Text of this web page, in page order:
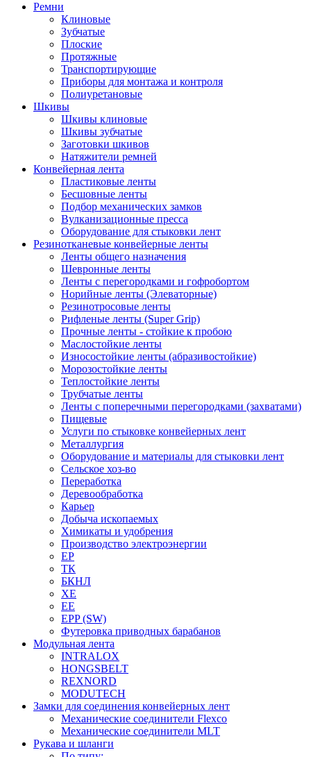
Ремни
Клиновые
Зубчатые
Плоские
Протяжные
Транспортирующие
Приборы для монтажа и контроля
Полиуретановые
Шкивы
Шкивы клиновые
Шкивы зубчатые
Заготовки шкивов
Натяжители ремней
Конвейерная лента
Пластиковые ленты
Бесшовные ленты
Подбор механических замков
Вулканизационные пресса
Оборудование для стыковки лент
Резинотканевые конвейерные ленты
Ленты общего назначения
Шевронные ленты
Ленты с перегородками и гофробортом
Норийные ленты (Элеваторные)
Резинотросовые ленты
Рифленые ленты (Super Grip)
Прочные ленты - стойкие к пробою
Маслостойкие ленты
Износостойкие ленты (абразивостойкие)
Морозостойкие ленты
Теплостойкие ленты
Трубчатые ленты
Ленты с поперечными перегородками (захватами)
Пищевые
Услуги по стыковке конвейерных лент
Металлургия
Оборудование и материалы для стыковки лент
Сельское хоз-во
Переработка
Деревообработка
Карьер
Добыча ископаемых
Химикаты и удобрения
Производство электроэнергии
EP
ТК
БКНЛ
XE
EE
EPP (SW)
Футеровка приводных барабанов
Модульная лента
INTRALOX
HONGSBELT
REXNORD
MODUTECH
Замки для соединения конвейерных лент
Механические соединители Flexco
Механические соединители MLT
Рукава и шланги